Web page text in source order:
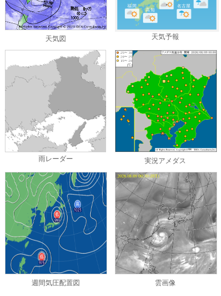
天気図
名古屋
高知
福岡
天気予報
雨レーダー 実況アメダス
週間気圧配置図 雲画像